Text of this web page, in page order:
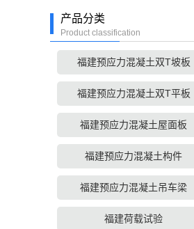
产品分类
Product classification
福建预应力混凝土双T坡板
福建预应力混凝土双T平板
福建预应力混凝土屋面板
福建预应力混凝土构件
福建预应力混凝土吊车梁
福建荷载试验